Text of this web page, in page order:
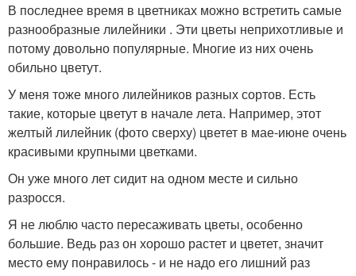
В последнее время в цветниках можно встретить самые
разнообразные лилейники . Эти цветы неприхотливые и
потому довольно популярные. Многие из них очень
обильно цветут.
У меня тоже много лилейников разных сортов. Есть
такие, которые цветут в начале лета. Например, этот
желтый лилейник (фото сверху) цветет в мае-июне очень
красивыми крупными цветками.
Он уже много лет сидит на одном месте и сильно
разросся.
Я не люблю часто пересаживать цветы, особенно
большие. Ведь раз он хорошо растет и цветет, значит
место ему понравилось - и не надо его лишний раз